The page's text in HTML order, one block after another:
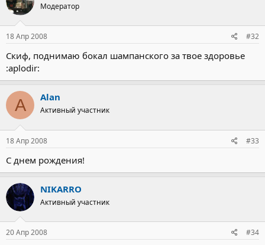
Модератор
18 Апр 2008 #32
Скиф, поднимаю бокал шампанского за твое здоровье
:aplodir:
A Alan
Активный участник
18 Апр 2008 #33
С днем рождения!
NIKARRO
Активный участник
20 Апр 2008 #34